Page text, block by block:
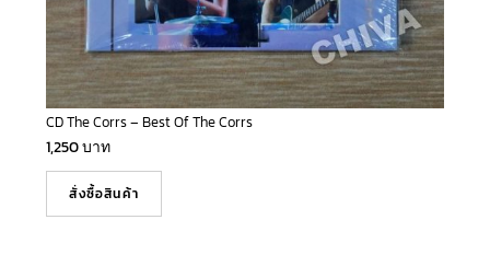
CD The Corrs – Best Of The Corrs
1,250บาท
สั่งซื้อสินค้า